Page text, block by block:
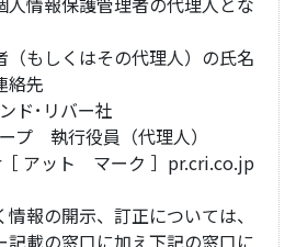
もしくはその代理人）の氏名
絡先
ド･リバー社
プ 執行役員（代理人）
アット マーク ］pr.cri.co.jp
報の開示、訂正については、